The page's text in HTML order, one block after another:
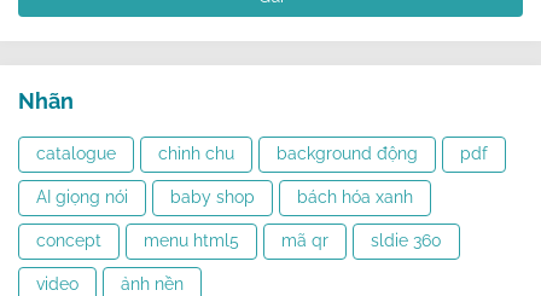
Nhãn
catalogue chỉnh chu background động pdf
AI giọng nói baby shop bách hóa xanh
concept menu html5 mã qr sldie 360
video ảnh nền